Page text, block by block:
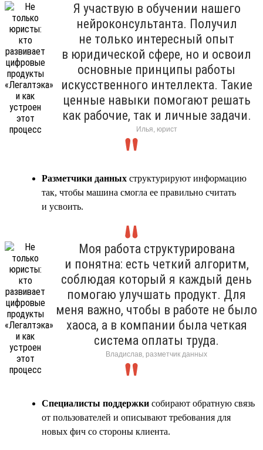
Я участвую в обучении нашего
нейроконсультанта. Получил
не только интересный опыт
в юридической сфере, но и освоил
основные принципы работы
искусственного интеллекта. Такие
ценные навыки помогают решать
как рабочие, так и личные задачи.
Илья, юрист
Разметчики данных структурируют информацию
так, чтобы машина смогла ее правильно считать
и усвоить.
Моя работа структурирована
и понятна: есть четкий алгоритм,
соблюдая который я каждый день
помогаю улучшать продукт. Для
меня важно, чтобы в работе не было
хаоса, а в компании была четкая
система оплаты труда.
Владислав, разметчик данных
Специалисты поддержки собирают обратную связь
от пользователей и описывают требования для
новых фич со стороны клиента.